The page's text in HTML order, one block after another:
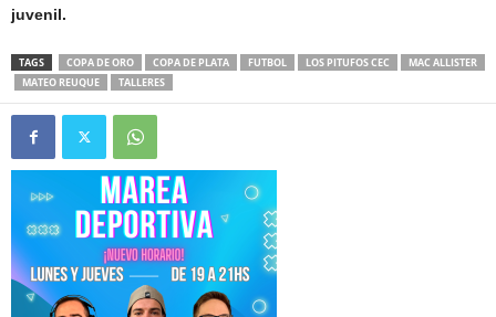
juvenil.
TAGS COPA DE ORO COPA DE PLATA FUTBOL LOS PITUFOS CEC
MAC ALLISTER
MATEO REUQUE
TALLERES